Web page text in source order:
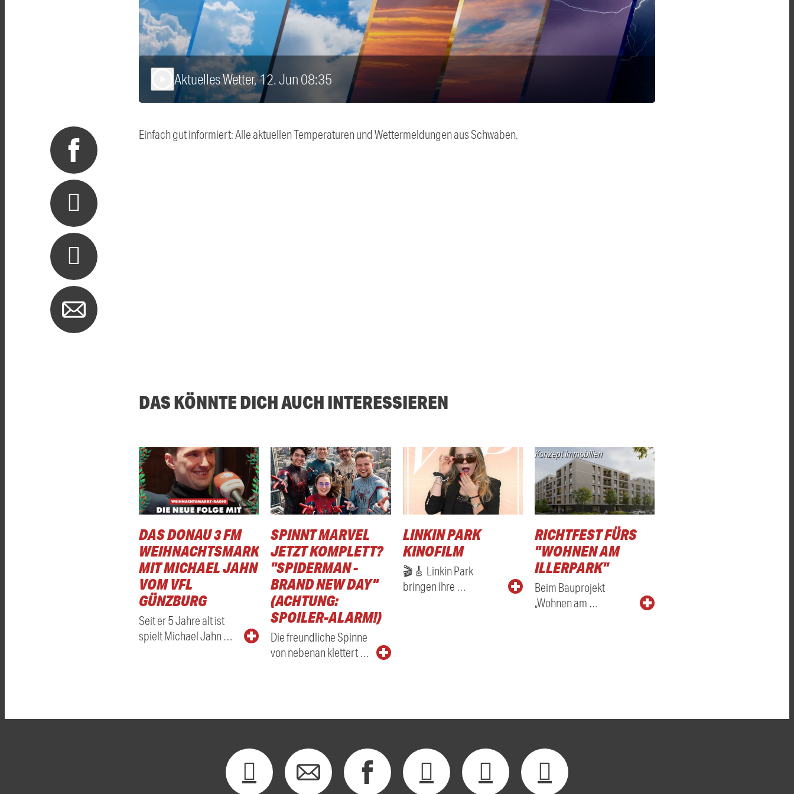
Aktuelles Wetter, 12. Jun 08:35
Einfach gut informiert: Alle aktuellen Temperaturen und Wettermeldungen aus Schwaben.
DAS KÖNNTE DICH AUCH INTERESSIEREN
DAS DONAU 3 FM
WEIHNACHTSMARKTRADIO
MIT MICHAEL JAHN
VOM VFL
GÜNZBURG
Seit er 5 Jahre alt ist
spielt Michael Jahn …
SPINNT MARVEL
JETZT KOMPLETT?
"SPIDERMAN -
BRAND NEW DAY"
(ACHTUNG:
SPOILER-ALARM!)
Die freundliche Spinne
von nebenan klettert …
LINKIN PARK
KINOFILM
🎬🎸 Linkin Park
bringen ihre …
Konzept Immobilien
RICHTFEST FÜRS
"WOHNEN AM
ILLERPARK"
Beim Bauprojekt
„Wohnen am …